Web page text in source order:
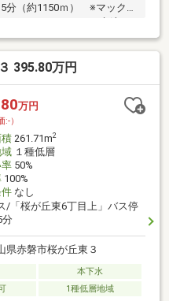
（約1150ｍ） ※マックス
ｍ） ※いきいき交流セ
池の公園まで徒歩2分（約
で徒歩20分（約1600ｍ）
ｍ）「これはどんな物
軽にお問い合わせくださ
)なりとも不動産へお任せ
395.80万円
万円
:-）
261.71m2
１種低層
50%
100%
なし
/「桜が丘東6丁目上」バス停
分
県赤磐市桜が丘東３
本下水
1種低層地域